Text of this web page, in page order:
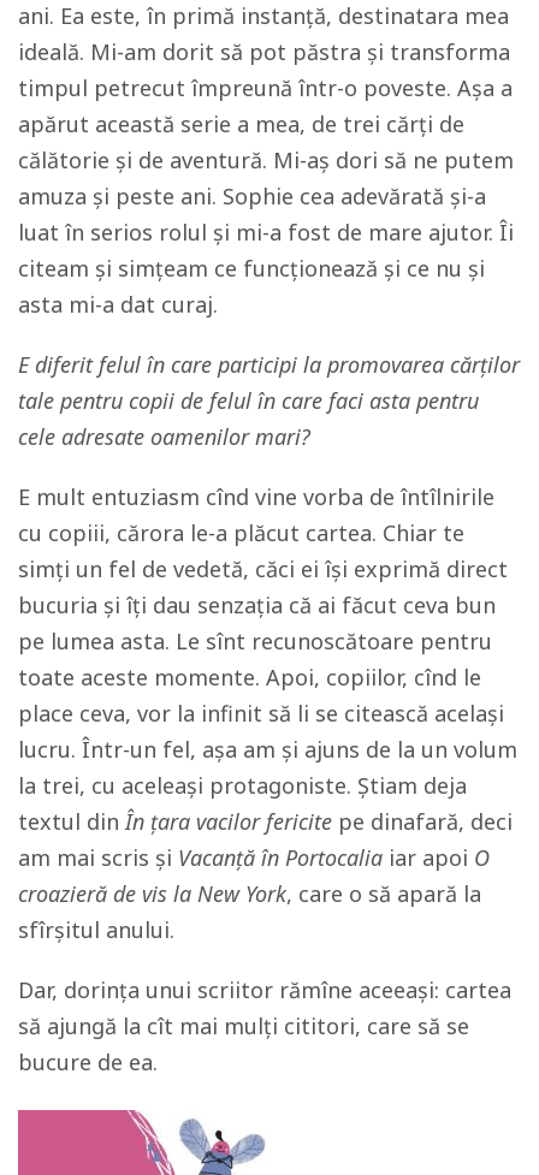
ani. Ea este, în primă instanță, destinatara mea
ideală. Mi-am dorit să pot păstra și transforma
timpul petrecut împreună într-o poveste. Așa a
apărut această serie a mea, de trei cărți de
călătorie și de aventură. Mi-aș dori să ne putem
amuza și peste ani. Sophie cea adevărată și-a
luat în serios rolul și mi-a fost de mare ajutor. Îi
citeam și simțeam ce funcționează și ce nu și
asta mi-a dat curaj.
E diferit felul în care participi la promovarea cărților
tale pentru copii de felul în care faci asta pentru
cele adresate oamenilor mari?
E mult entuziasm cînd vine vorba de întîlnirile
cu copiii, cărora le-a plăcut cartea. Chiar te
simți un fel de vedetă, căci ei își exprimă direct
bucuria și îți dau senzația că ai făcut ceva bun
pe lumea asta. Le sînt recunoscătoare pentru
toate aceste momente. Apoi, copiilor, cînd le
place ceva, vor la infinit să li se citească același
lucru. Într-un fel, așa am și ajuns de la un volum
la trei, cu aceleași protagoniste. Știam deja
textul dinÎn țara vacilor fericite pe dinafară, deci
am mai scris și Vacanță în Portocalia iar apoi O
croazieră de vis la New York, care o să apară la
sfîrșitul anului.
Dar, dorința unui scriitor rămîne aceeași: cartea
să ajungă la cît mai mulți cititori, care să se
bucure de ea.